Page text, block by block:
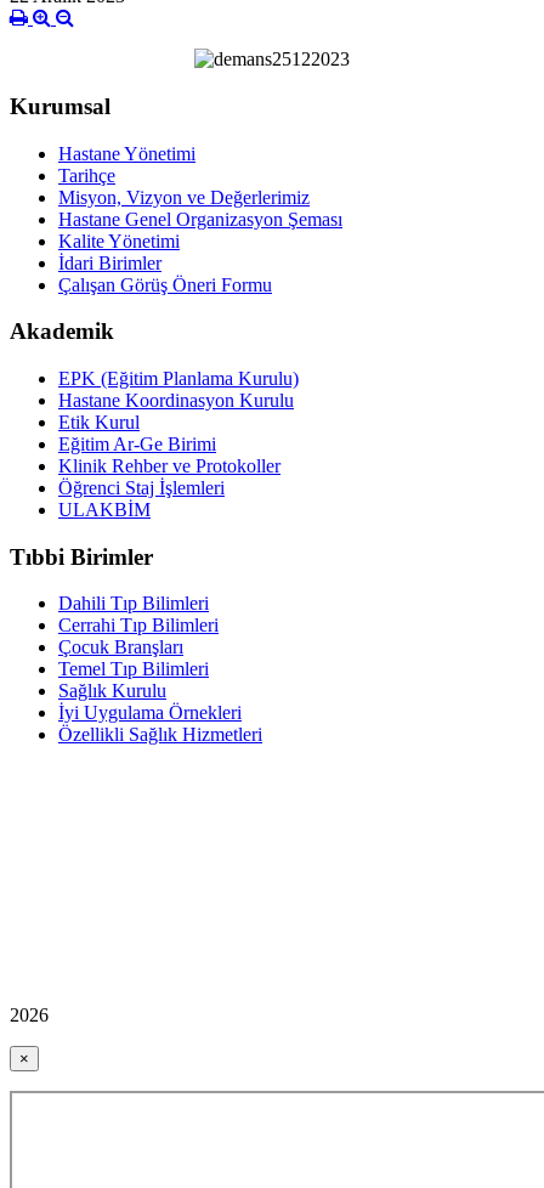
Kurumsal
Hastane Yönetimi
Tarihçe
Misyon, Vizyon ve Değerlerimiz
Hastane Genel Organizasyon Şeması
Kalite Yönetimi
İdari Birimler
Çalışan Görüş Öneri Formu
Akademik
EPK (Eğitim Planlama Kurulu)
Hastane Koordinasyon Kurulu
Etik Kurul
Eğitim Ar-Ge Birimi
Klinik Rehber ve Protokoller
Öğrenci Staj İşlemleri
ULAKBİM
Tıbbi Birimler
Dahili Tıp Bilimleri
Cerrahi Tıp Bilimleri
Çocuk Branşları
Temel Tıp Bilimleri
Sağlık Kurulu
İyi Uygulama Örnekleri
Özellikli Sağlık Hizmetleri
2026
×